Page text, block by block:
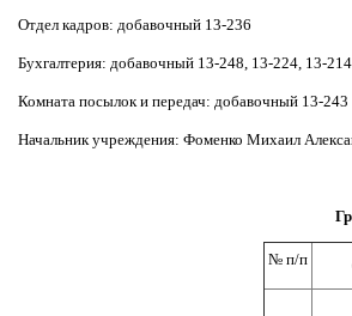
Отдел кадров: добавочный 13-236
Бухгалтерия: добавочный 13-248, 13-224, 13-214
Комната посылок и передач: добавочный 13-243
Начальник учреждения: Фоменко Михаил
№ п/п